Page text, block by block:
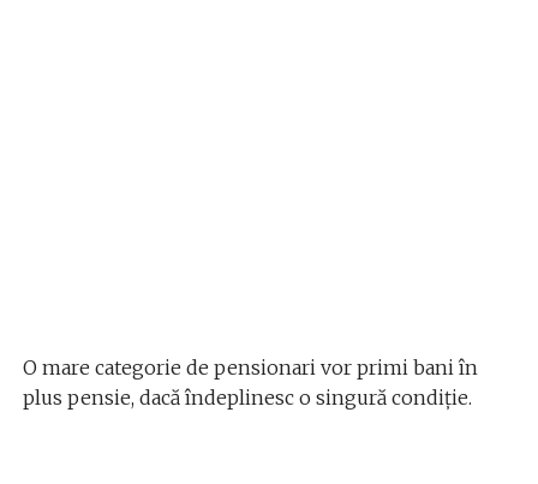
O mare categorie de pensionari vor primi bani în
plus pensie, dacă îndeplinesc o singură condiție.